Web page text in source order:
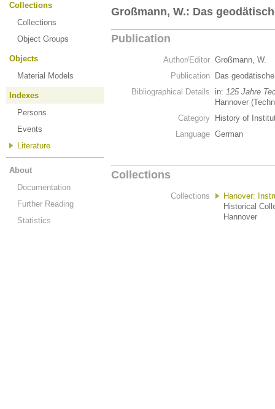
Collections
Collections
Object Groups
Objects
Material Models
Indexes
Persons
Events
Literature
About
Documentation
Further Reading
Statistics
Großmann, W.: Das
Publication
Author/Editor Großmann, W.
Publication
Das
Bibliographical Details
in: 125 Jahre
Hannover
Category
History of
Language German
Collections
Collections
Hanover:
Historical
Hannover